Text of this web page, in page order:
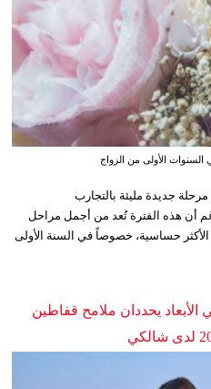
الأولى من الزواج
جديدة مليئة بالتجارب
أن هذه الفترة تُعد من أجمل مراحل
حساسية، خصوصاً في السنة الأولى
الأبعاد يحددان ملامح قفاطين